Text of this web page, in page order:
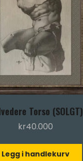
Torso (SOLGT)
kr40.000
Legg i handlekurv